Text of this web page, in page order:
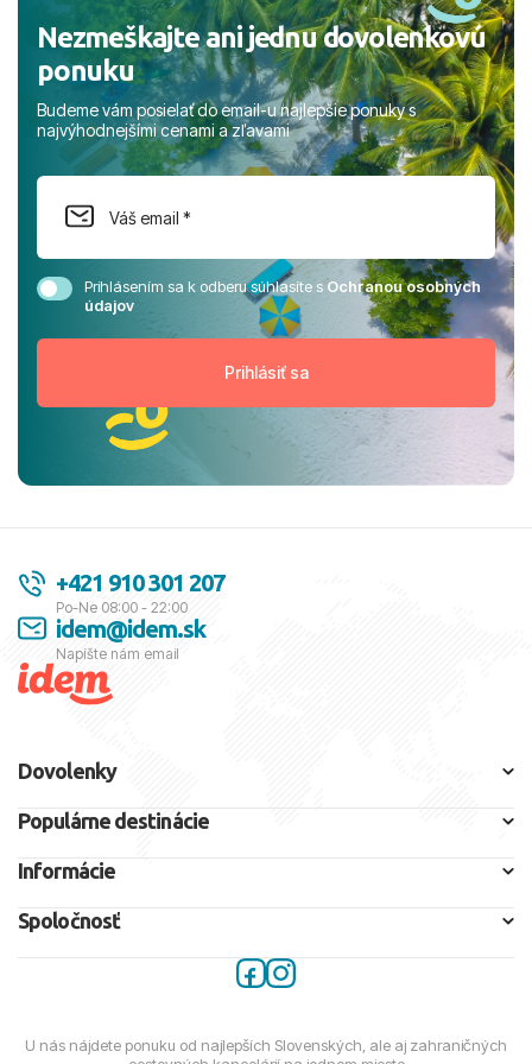
Nezmeškajte ani jednu dovolenkovú
ponuku
Budeme vám posielať do email-u najlepšie ponuky s
najvýhodnejšími cenami a zľavami
Prihlásením sa k odberu súhlasíte sOchranou osobných
údajov
+421 910 301 207
Po-Ne 08:00 - 22:00
idem@idem.sk
Napíšte nám email
Dovolenky
Populárne destinácie
Informácie
Spoločnosť
U nás nájdete ponuku od najlepších Slovenských, ale aj zahraničných